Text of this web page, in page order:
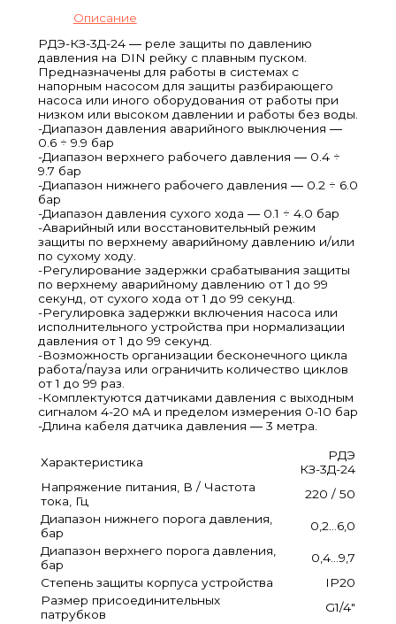
Описание
РДЭ-КЗ-3Д-24 ― реле защиты по давлению
давления на DIN рейку с плавным пуском.
Предназначены для работы в системах с
напорным насосом для защиты разбирающего
насоса или иного оборудования от работы при
низком или высоком давлении и работы без воды.
-Диапазон давления аварийного выключения ―
0.6 ÷ 9.9 бар
-Диапазон верхнего рабочего давления ― 0.4 ÷
9.7 бар
-Диапазон нижнего рабочего давления ― 0.2 ÷ 6.0
бар
-Диапазон давления сухого хода ― 0.1 ÷ 4.0 бар
-Аварийный или восстановительный режим
защиты по верхнему аварийному давлению и/или
по сухому ходу.
-Регулирование задержки срабатывания защиты
по верхнему аварийному давлению от 1 до 99
секунд, от сухого хода от 1 до 99 секунд.
-Регулировка задержки включения насоса или
исполнительного устройства при нормализации
давления от 1 до 99 секунд.
-Возможность организации бесконечного цикла
работа/пауза или ограничить количество циклов
от 1 до 99 раз.
-Комплектуются датчиками давления с выходным
сигналом 4-20 мА и пределом измерения 0-10 бар
-Длина кабеля датчика давления ― 3 метра.
Характеристика
РДЭ
КЗ-3Д-24
Напряжение питания, В / Частота
тока, Гц
220 / 50
Диапазон нижнего порога давления,
бар
0,2…6,0
Диапазон верхнего порога давления,
бар
0,4…9,7
Степень защиты корпуса устройства
IP20
Размер присоединительных
патрубков
G1/4″